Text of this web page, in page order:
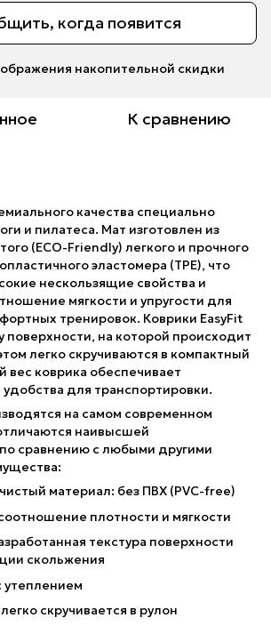
когда появится
накопительной скидки
К сравнению
качества специально
и пилатеса. Мат изготовлен из
(ECO-Friendly) легкого и прочного
эластомера (TPE), что
нескользящие свойства и
мягкости и упругости для
тренировок. Коврики EasyFit
на которой происходит
легко скручиваются в компактный
вес коврика обеспечивает
для транспортировки.
на самом современном
наивысшей
сравнению с любыми другими
материал: без ПВХ (PVC-free)
плотности и мягкости
текстура поверхности
скольжения
утеплением
скручивается в рулон